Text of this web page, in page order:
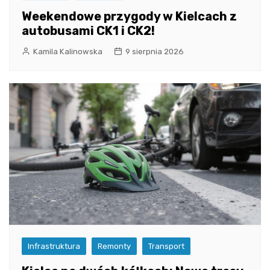
Weekendowe przygody w Kielcach z
autobusami CK1 i CK2!
Kamila Kalinowska 9 sierpnia 2026
Infrastruktura Remonty Transport